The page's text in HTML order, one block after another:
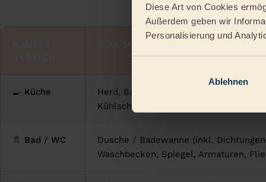
Diese Art von Cookies
Außerdem geben wir
Personalisierung und
Ablehnen
🍳 Küche
Herd, Backofen (innen + Rost),
Kühlschrank innen + Dichtungen,
🚿 Bad / WC
Dusche / Badewanne (inkl.
Waschbecken, Spiegel, Armaturen,